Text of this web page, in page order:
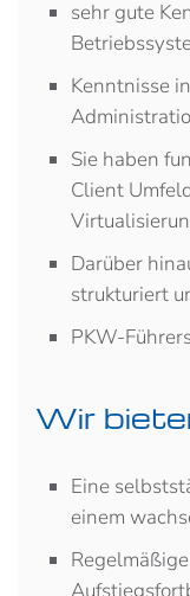
sehr gute
Kenntnisse
Sie haben
Client
Darüber
strukturiert
PKW-
Wir
Eine
einem